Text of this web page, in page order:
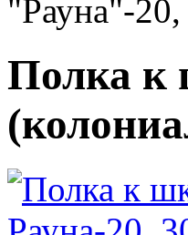
"Рауна"-
Полка к